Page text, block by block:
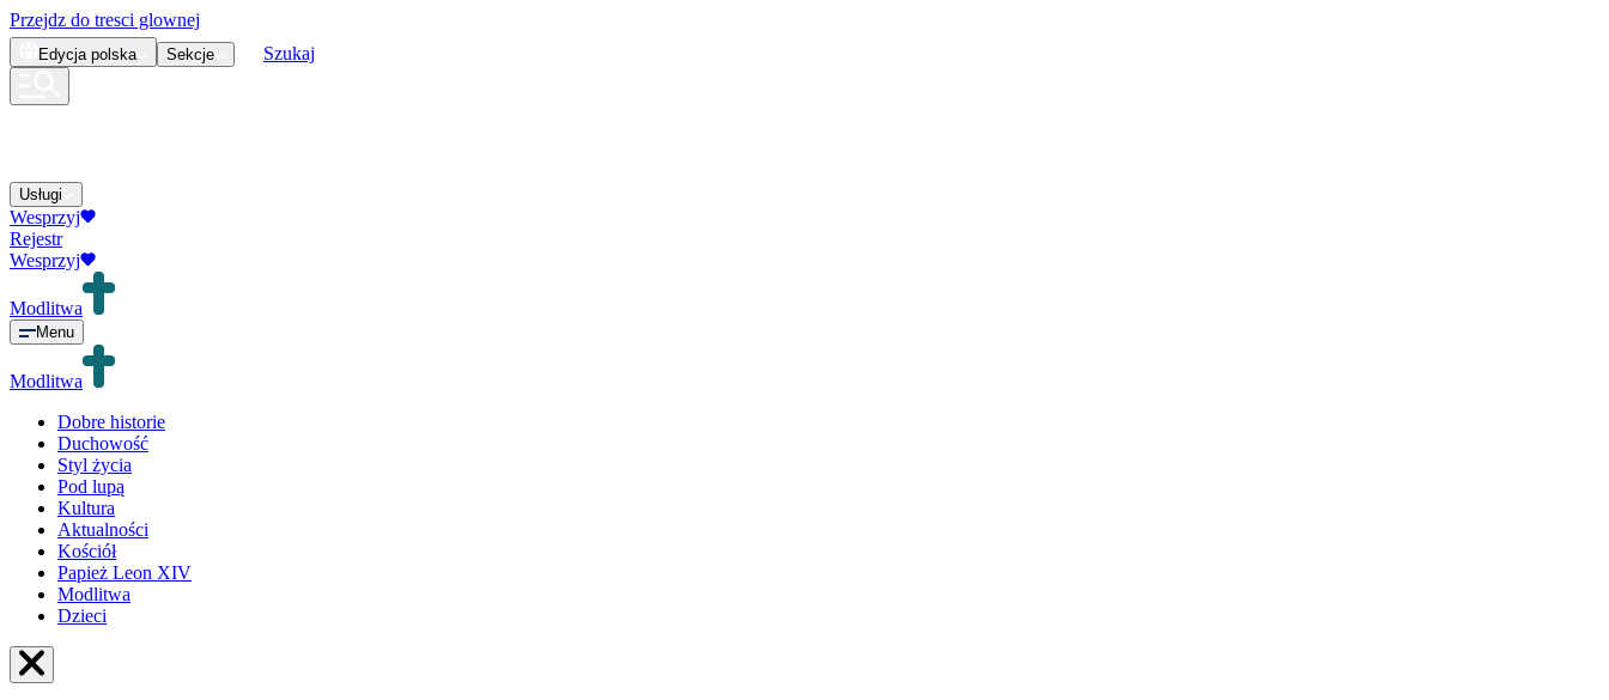
Przejdz do tresci glownej
Edycja polska Sekcje Szukaj
Usługi
Wesprzyj
Rejestr
Wesprzyj
Modlitwa
Menu
Modlitwa
Dobre historie
Duchowość
Styl życia
Pod lupą
Kultura
Aktualności
Kościół
Papież Leon XIV
Modlitwa
Dzieci